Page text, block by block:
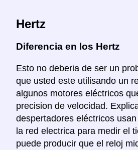
Hertz
Diferencia en los Hertz
Esto no deberia de ser un
que usted este utilisando un
algunos motores eléctricos
precision de velocidad.
despertadores eléctricos
la red electrica para medir el
puede producir que el reloj